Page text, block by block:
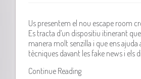
Us presentem el nou escape room
Es tracta d’un dispositiu itinerant
manera molt senzilla i que ens ajuda
tècniques davant les fake news i els
Continue Reading